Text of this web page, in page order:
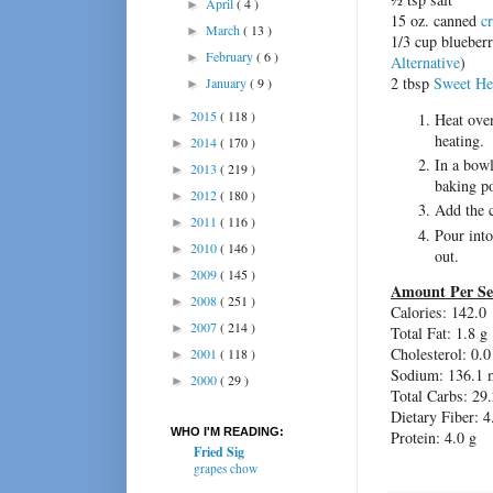
15 oz. canned
1/3 cup
Alternative)
2 tbsp Sweet
Heat
heating.
In a
baking
Add the
Pour
out.
Amount Per
Calories: 142.0
Total Fat: 1.8 g
Cholesterol:
Sodium: 136.1
Total Carbs:
Dietary Fiber:
Protein: 4.0 g
►
►March( 13 )
►February( 6 )
►January( 9 )
► 2015( 118 )
► 2014( 170 )
► 2013 ( 219 )
► 2012( 180 )
► 2011 ( 116 )
► 2010( 146 )
► 2009( 145 )
► 2008( 251 )
► 2007( 214 )
► 2001 ( 118 )
► 2000( 29 )
WHO I'M READING:
Fried Sig
grapes chow